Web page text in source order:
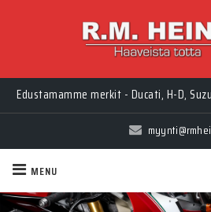
Edustamamme merkit - Ducati, H-D,
MENU